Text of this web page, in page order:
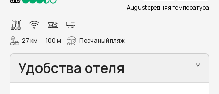
August средняя температура
27 км 100 м Песчаный пляж
Удобства отеля